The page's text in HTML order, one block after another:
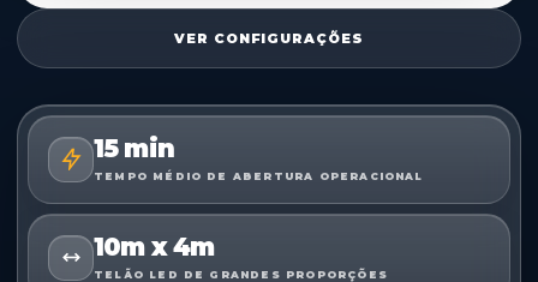
VER CONFIGURAÇÕES
15 min
TEMPO MÉDIO DE ABERTURA OPERACIONAL
10m x 4m
TELÃO LED DE GRANDES PROPORÇÕES